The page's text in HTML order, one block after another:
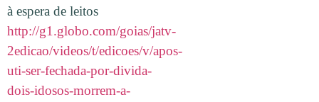
à espera de leitos
http://g1.globo.com/goias/jatv-
2edicao/videos/t/edicoes/v/apos-
uti-ser-fechada-por-divida-
dois-idosos-morrem-a-